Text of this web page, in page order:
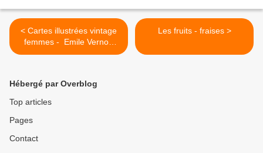
< Cartes illustrées vintage
femmes - Emile Vernon
(1872-1920)
Les fruits - fraises >
Hébergé par Overblog
Top articles
Pages
Contact